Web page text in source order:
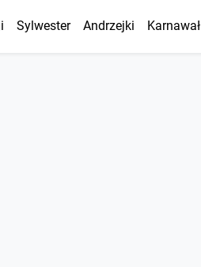
Sylwester Andrzejki Karnawał